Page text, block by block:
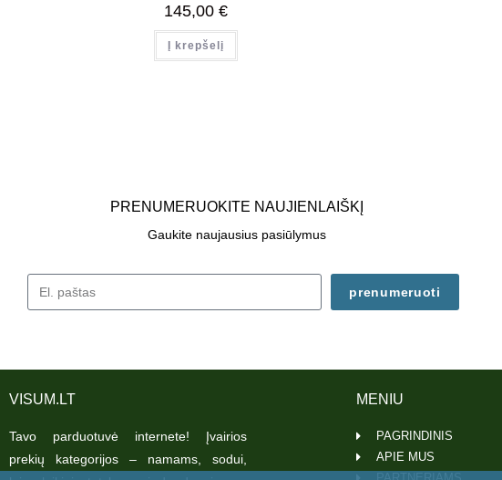
145,00 €
Į krepšelį
PRENUMERUOKITE NAUJIENLAIŠKĮ
Gaukite naujausius pasiūlymus
prenumeruoti
VISUM.LT
Tavo parduotuvė internete! Įvairios
prekių kategorijos – namams, sodui,
MENIU
PAGRINDINIS
APIE MUS